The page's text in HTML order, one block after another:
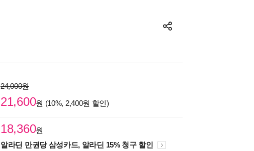
24,000원
21,600원 (10%, 2,400원 할인)
18,360원
알라딘 만권당 삼성카드, 알라딘 15% 청구 할인